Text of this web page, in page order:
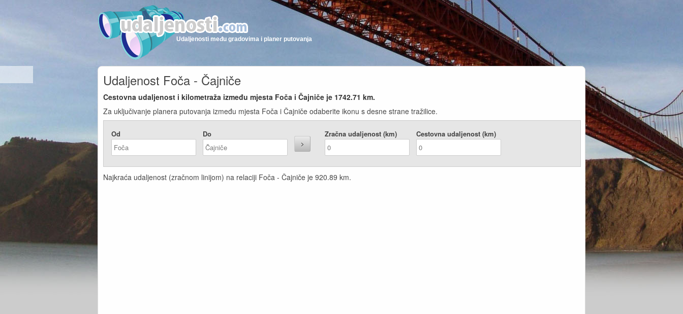
Udaljenosti među gradovima i planer putovanja
Udaljenost Foča - Čajniče
Cestovna udaljenost i kilometraža između mjesta Foča i Čajniče je 1742.71 km.
Za uključivanje planera putovanja između mjesta Foča i Čajniče odaberite ikonu s desne strane tražilice.
Od Do Zračna udaljenost (km) Cestovna udaljenost (km)
Najkraća udaljenost (zračnom linijom) na relaciji Foča - Čajniče je 920.89 km.